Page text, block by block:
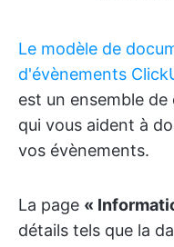
Le modèle de
d'évènements
est un ensemble
qui vous aident à
vos évènements.
La page «
détails tels que la